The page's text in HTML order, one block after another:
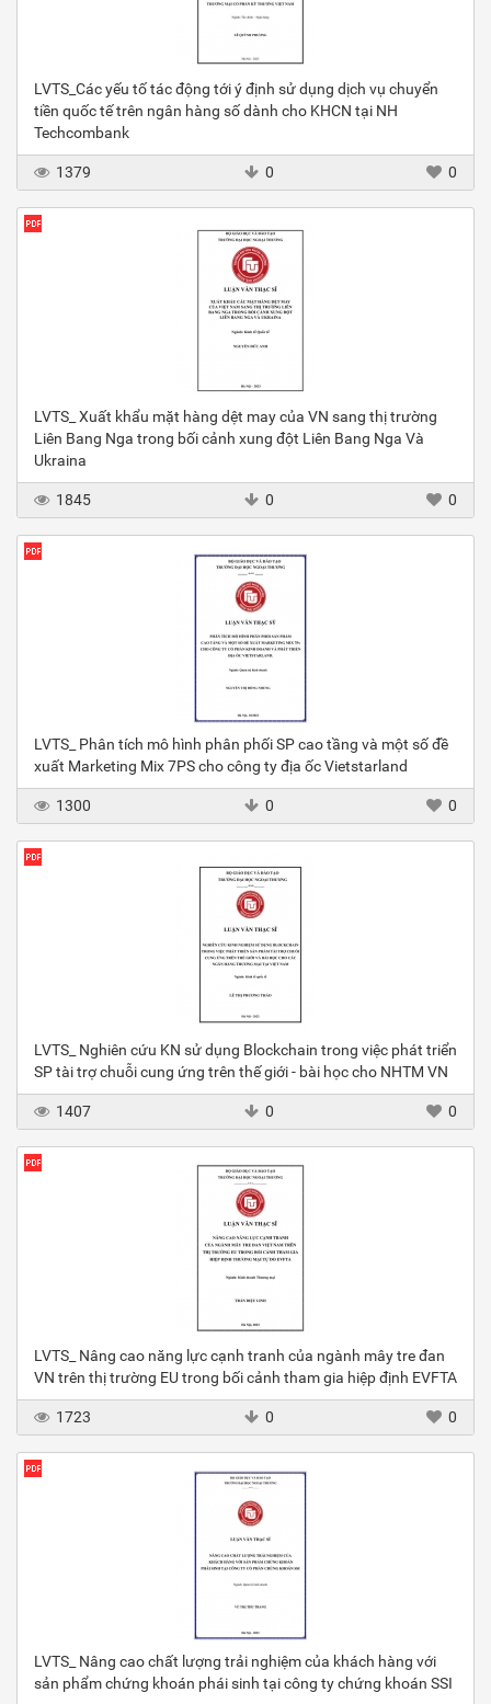
LVTS_Các yếu tố tác động tới ý định sử dụng dịch vụ chuyển
tiền quốc tế trên ngân hàng số dành cho KHCN tại NH
Techcombank
1379 0 0
LVTS_ Xuất khẩu mặt hàng dệt may của VN sang thị trường
Liên Bang Nga trong bối cảnh xung đột Liên Bang Nga Và
Ukraina
1845 0 0
LVTS_ Phân tích mô hình phân phối SP cao tầng và một số đề
xuất Marketing Mix 7PS cho công ty địa ốc Vietstarland
1300 0 0
LVTS_ Nghiên cứu KN sử dụng Blockchain trong việc phát triển
SP tài trợ chuỗi cung ứng trên thế giới - bài học cho NHTM VN
1407 0 0
LVTS_ Nâng cao năng lực cạnh tranh của ngành mây tre đan
VN trên thị trường EU trong bối cảnh tham gia hiệp định EVFTA
1723 0 0
LVTS_ Nâng cao chất lượng trải nghiệm của khách hàng với
sản phẩm chứng khoán phái sinh tại công ty chứng khoán SSI